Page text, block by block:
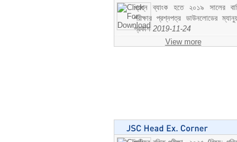
প্রশ্ন ব্যাংক হতে ২০১৯ সালের
পরীক্ষার প্রশ্নপত্র ডাউনলোডের
প্রকাশ 2019-11-24
View more